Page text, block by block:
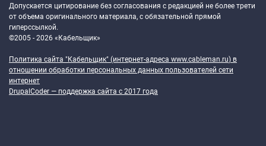
Допускается цитирование без согласования с редакцией не более трети
от объема оригинального материала, с обязательной прямой
гиперссылкой.
©2005 - 2026 «Кабельщик»
Политика сайта "Кабельщик" (интернет-адреса www.cableman.ru) в
отношении обработки персональных данных пользователей сети
интернет
DrupalCoder — поддержка сайта c 2017 года